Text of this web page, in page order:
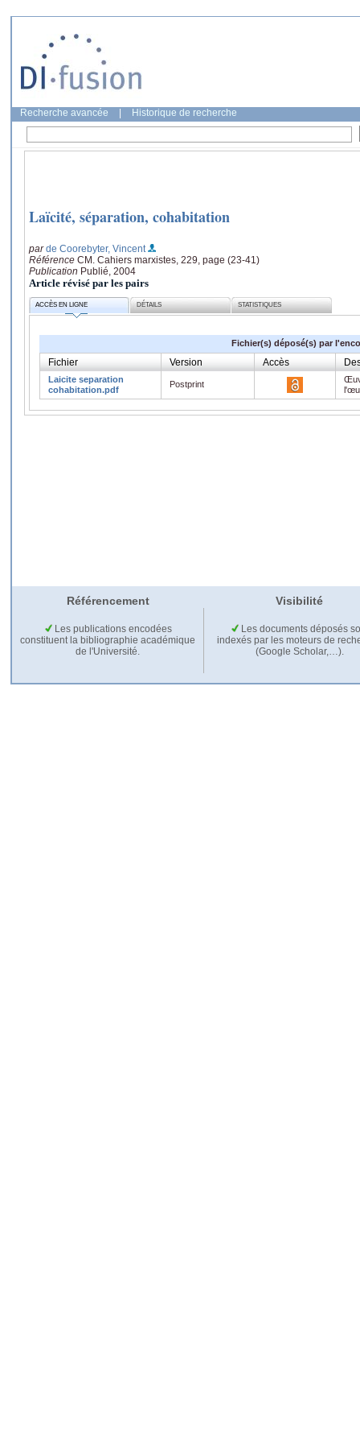
Recherche avancée Historique de recherche
Laïcité, séparation, cohabitation
parde Coorebyter, Vincent
Référence CM. Cahiers marxistes, 229, page (23-41)
Publication Publié, 2004
Article révisé par les pairs
ACCÈS EN LIGNE DÉTAILS STATISTIQUES
Fichier(s) déposé(s) par
Fichier Version Accès
Laicite separation
cohabitation.pdf
Postprint
Référencement Visibilité
Les publications encodées
constituent la bibliographie académique
de l'Université.
Les documents déposés
indexés par les moteurs de
(Google Scholar,…).